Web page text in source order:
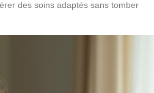
des soins adaptés sans tomber